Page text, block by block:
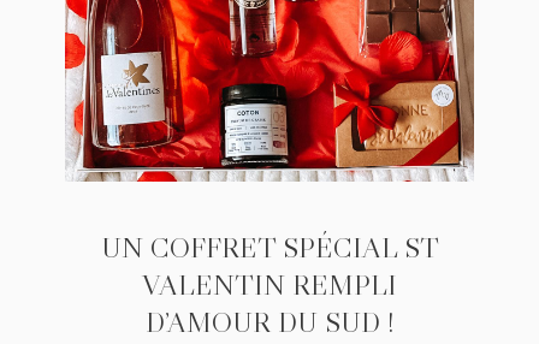
UN COFFRET SPÉCIAL ST
VALENTIN REMPLI
D’AMOUR DU SUD !